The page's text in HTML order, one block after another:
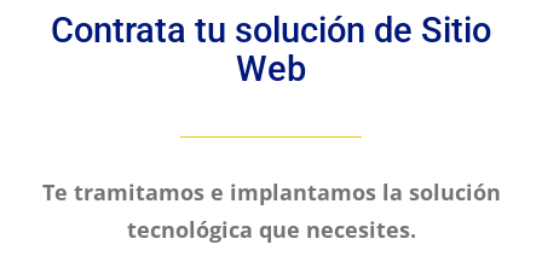
Contrata tu solución de Sitio
Web
Te tramitamos e implantamos la solución
tecnológica que necesites.